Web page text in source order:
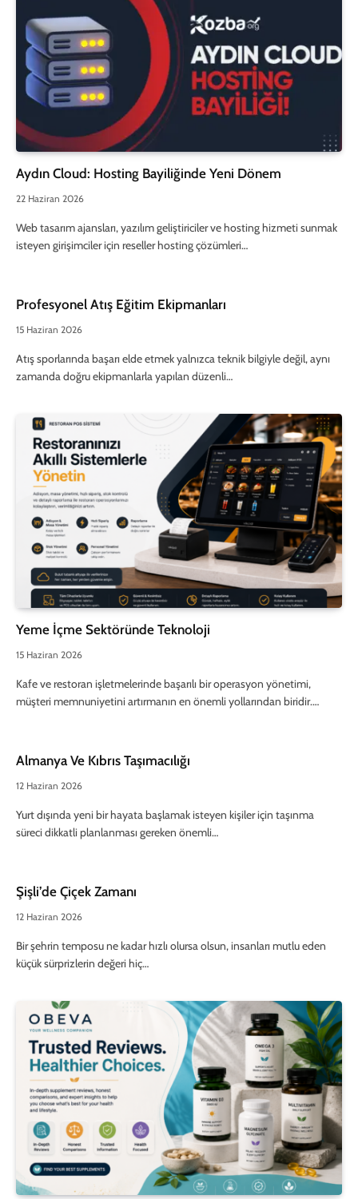
Aydın Cloud: Hosting Bayiliğinde Yeni Dönem
22 Haziran 2026
Web tasarım ajansları, yazılım geliştiriciler ve hosting hizmeti sunmak
isteyen girişimciler için reseller hosting çözümleri…
Profesyonel Atış Eğitim Ekipmanları
15 Haziran 2026
Atış sporlarında başarı elde etmek yalnızca teknik bilgiyle değil, aynı
zamanda doğru ekipmanlarla yapılan düzenli…
Yeme İçme Sektöründe Teknoloji
15 Haziran 2026
Kafe ve restoran işletmelerinde başarılı bir operasyon yönetimi,
müşteri memnuniyetini artırmanın en önemli yollarından biridir.…
Almanya Ve Kıbrıs Taşımacılığı
12 Haziran 2026
Yurt dışında yeni bir hayata başlamak isteyen kişiler için taşınma
süreci dikkatli planlanması gereken önemli…
Şişli’de Çiçek Zamanı
12 Haziran 2026
Bir şehrin temposu ne kadar hızlı olursa olsun, insanları mutlu eden
küçük sürprizlerin değeri hiç…